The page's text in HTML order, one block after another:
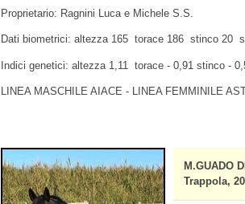
Proprietario: Ragnini Luca e Michele S.S.
Dati biometrici: altezza 165 torace 186 stinco 20
Indici genetici: altezza 1,11 torace - 0,91 stinco -
LINEA MASCHILE AIACE - LINEA FEMMINILE
M.GUADO
Trappola,